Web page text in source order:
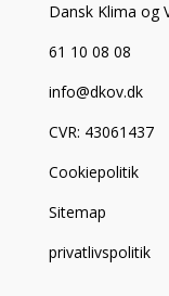
Dansk Klima og
61 10 08 08
info@dkov.dk
CVR: 43061437
Cookiepolitik
Sitemap
privatlivspolitik